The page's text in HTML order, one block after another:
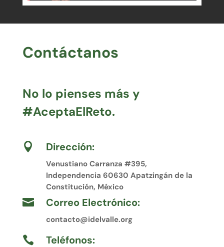
Contáctanos
No lo pienses más y
#AceptaElReto.
 Dirección:
Venustiano Carranza #395,
Independencia 60630 Apatzingán de la
Constitución, México
 Correo Electrónico:
contacto@idelvalle.org
 Teléfonos: